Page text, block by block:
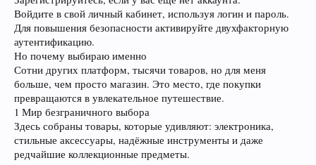
Войдите в свой личный кабинет, используя логин и пароль.
Для повышения безопасности активируйте двухфакторную
аутентификацию.
Но почему выбираю именно
Сотни других платформ, тысячи товаров, но для меня
больше, чем просто магазин. Это место, где покупки
превращаются в увлекательное путешествие.
1 Мир безграничного выбора
Здесь собраны товары, которые удивляют: электроника,
стильные аксессуары, надёжные инструменты и даже
редчайшие коллекционные предметы.